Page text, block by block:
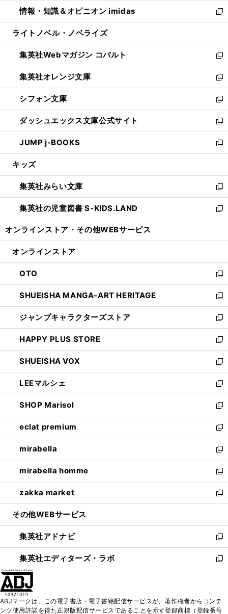
く
で
開
ド
ウ
開
く
ィ
ン
ウ
で
開
く
し
い
ウ
ン
ド
ウ
で
開
く
情報・知識＆オピニオン imidas
新
し
ウ
ィ
ン
ド
ウ
で
開
く
ライトノベル・ノベライズ
集英社Webマガジン コバルト
新
し
い
ウ
ィ
ン
ド
ウ
で
開
集英社オレンジ文庫
新
し
い
ウ
ィ
ン
ド
ウ
開
く
シフォン文庫
新
し
い
ウ
ィ
ン
ウ
で
開
く
ダッシュエックス文庫公式サイト
新
し
い
ウ
ン
ド
ウ
で
JUMP j-BOOKS
新
し
ウ
ィ
ン
ド
開
キッズ
集英社みらい文庫
新
し
い
ン
ウ
で
開
く
集英社の児童図書 S-KIDS.LAND
新
ウ
ン
ド
ウ
で
開
く
オンラインストア・ その他WEBサービス
オンラインストア
OTO
新
し
い
ウ
ィ
ン
ド
ウ
で
開
く
SHUEISHA MANGA-ART HERITAGE
新
し
い
ウ
ィ
ン
ド
ウ
で
開
く
ジャンプキャラクターズストア
新
し
い
ウ
ィ
ン
ド
ウ
で
開
く
HAPPY PLUS STORE
新
し
い
ウ
ィ
ン
ド
ウ
で
開
く
SHUEISHA VOX
新
し
い
ウ
ィ
ン
ド
ウ
で
開
く
LEEマルシェ
新
し
い
ウ
ィ
ン
ド
ウ
で
開
く
SHOP Marisol
新
し
い
ウ
ィ
ン
ド
ウ
で
開
eclat premium
新
し
い
ウ
ィ
ン
ド
ウ
開
く
mirabella
新
し
い
ウ
ィ
ン
ウ
で
開
く
mirabella homme
新
し
い
ウ
ン
ド
ウ
で
zakka market
新
し
ウ
ィ
ン
ド
く
その他WEBサービス
集英社アドナビ
新
し
い
ド
集英社エディターズ・ラボ
新
ィ
ABJマークは、この電子書店・電子書籍配信サービスが、著作権者からコンテ
ンツ使用許諾を得た正規版配信サービスであることを示す登録商標（登録番号